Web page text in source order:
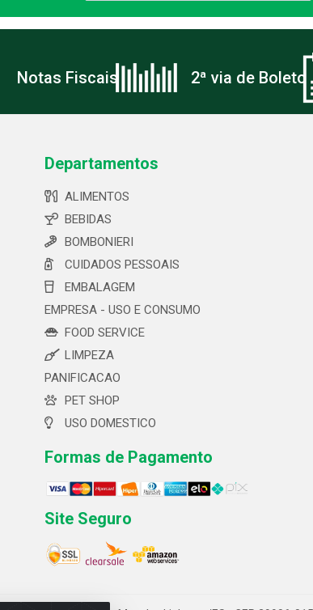
Notas Fiscais 2ª via de Boleto
Departamentos
ALIMENTOS
BEBIDAS
BOMBONIERI
CUIDADOS PESSOAIS
EMBALAGEM
EMPRESA - USO E CONSUMO
FOOD SERVICE
LIMPEZA
PANIFICACAO
PET SHOP
USO DOMESTICO
Formas de Pagamento
Site Seguro